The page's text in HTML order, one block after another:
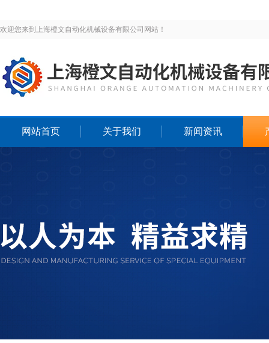
欢迎您来到上海橙文自动化机械设备有限公司网站！
网站首页 关于我们 新闻资讯